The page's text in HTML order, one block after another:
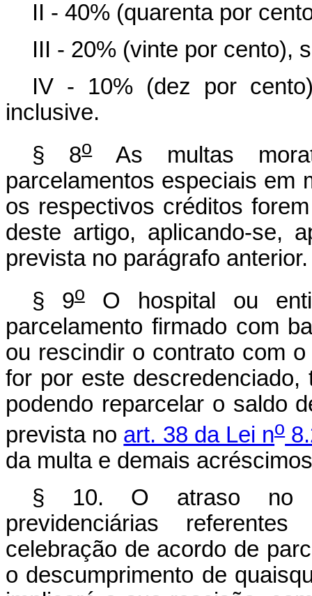
II - 40% (quarenta por
III - 20% (vinte por cento),
IV - 10% (dez por
inclusive.
§ 8oAs multas
parcelamentos especiais em
os respectivos créditos
deste artigo, aplicando-se,
prevista no parágrafo anterior.
§ 9oO hospital ou
parcelamento firmado com
ou rescindir o contrato com
for por este
podendo reparcelar o saldo
prevista no art. 38 da Lei no
da multa e demais
§ 10. O atraso no
previdenciárias
celebração de acordo de
o descumprimento de